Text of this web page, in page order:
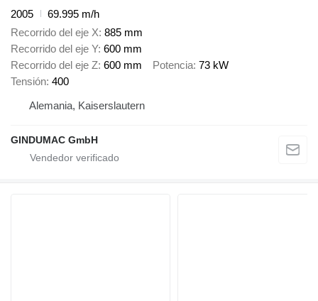
2005
69.995 m/h
Recorrido del eje X 885 mm
Recorrido del eje Y 600 mm
Recorrido del eje Z 600 mm Potencia 73 kW
Tensión 400
Alemania, Kaiserslautern
GINDUMAC GmbH